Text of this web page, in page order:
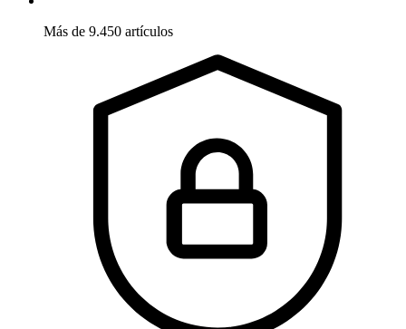
Más de 9.450 artículos